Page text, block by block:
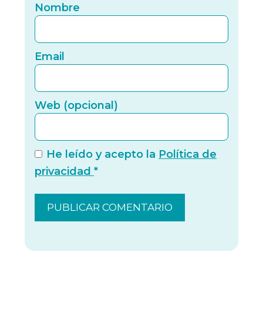
Nombre
Email
Web (opcional)
He leído y acepto la Política de
privacidad *